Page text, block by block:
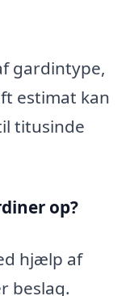
gardintype,
estimat kan
titusinde
op?
hjælp af
beslag.